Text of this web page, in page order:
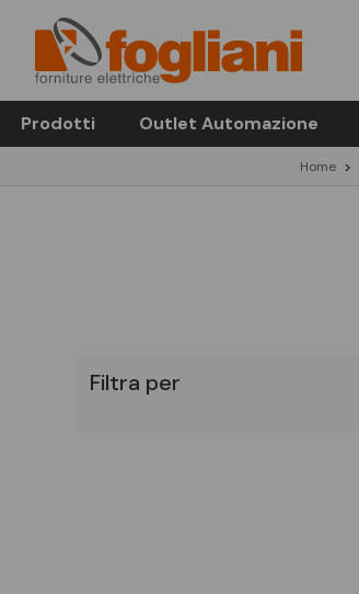
Prodotti Outlet Automazione
Home
Filtra per